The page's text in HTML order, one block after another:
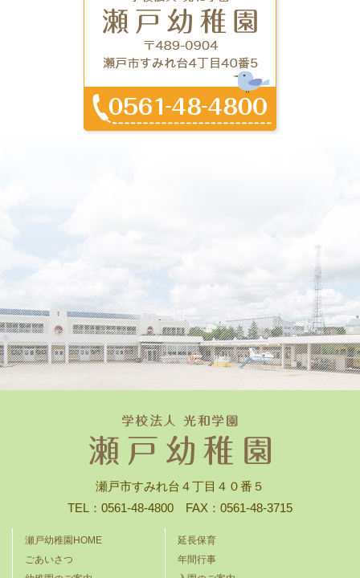
瀬戸市すみれ台４丁目４０番５
TEL：0561-48-4800 FAX：0561-48-3715
瀬戸幼稚園HOME
ごあいさつ
延長保育
年間行事